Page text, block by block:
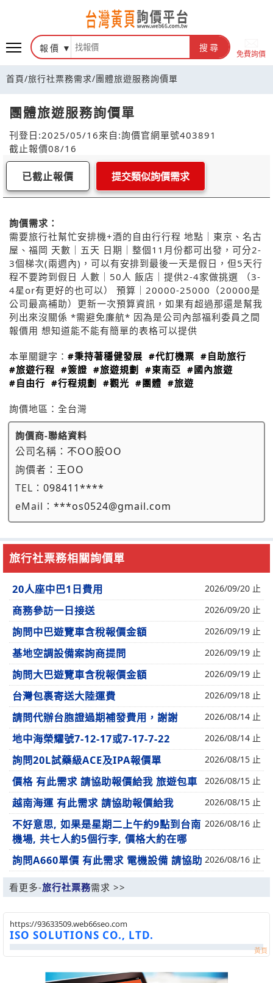
報價 搜尋
免費詢價
首頁/旅行社票務需求/團體旅遊服務詢價單
團體旅遊服務詢價單
刊登日:2025/05/16來自:詢價官網單號403891
截止報價08/16
已截止報價 提交類似詢價需求
詢價需求：
需要旅行社幫忙安排機+酒的自由行行程 地點｜東京、名古
屋、福岡 天數｜五天 日期｜整個11月份都可出發，可分2-
3個梯次(兩週內)，可以有安排到最後一天是假日，但5天行
程不要跨到假日 人數｜50人 飯店｜提供2-4家做挑選 （3-
4星or有更好的也可以） 預算｜20000-25000（20000是
公司最高補助）更新一次預算資訊，如果有超過那還是幫我
列出來沒關係 *需避免廉航* 因為是公司內部福利委員之間
報價用 想知道能不能有簡單的表格可以提供
本單關鍵字： #秉持著穩健發展 #代訂機票 #自助旅行
#旅遊行程 #簽證 #旅遊規劃 #東南亞 #國內旅遊
#自由行 #行程規劃 #觀光 #團體 #旅遊
詢價地區： 全台灣
詢價商-聯絡資料
公司名稱： 不OO股OO
詢價者： 王OO
TEL： 098411****
eMail： ***os0524@gmail.com
旅行社票務相關詢價單
20人座中巴1日費用 2026/09/20 止
商務參訪一日接送 2026/09/20 止
詢問中巴遊覽車含稅報價金額 2026/09/19 止
基地空調設備案詢商提問 2026/09/19 止
詢問大巴遊覽車含稅報價金額 2026/09/19 止
台灣包裹寄送大陸運費 2026/09/18 止
請問代辦台胞證過期補發費用，謝謝 2026/08/14 止
地中海榮耀號7-12-17或7-17-7-22 2026/08/14 止
詢問20L試藥級ACE及IPA報價單 2026/08/15 止
價格 有此需求 請協助報價給我 旅遊包車 2026/08/15 止
越南海運 有此需求 請協助報價給我 2026/08/15 止
不好意思, 如果是星期二上午約9點到台南
機場, 共七人約5個行李, 價格大約在哪
2026/08/16 止
詢問A660單價 有此需求 電機設備 請協助 2026/08/16 止
看更多-旅行社票務需求 >>
https://93633509.web66seo.com
ISO SOLUTIONS CO., LTD.